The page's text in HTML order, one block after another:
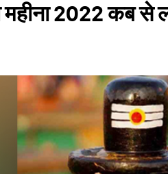
2022 कब से